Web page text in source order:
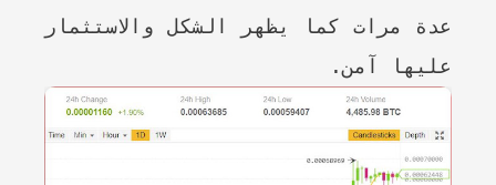
عدة مرات كما يظهر الشكل والاستثمار
عليها آمن.